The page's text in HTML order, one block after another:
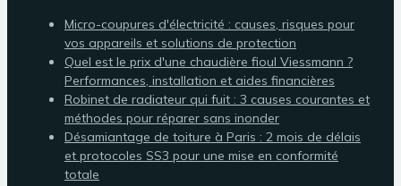
Micro-coupures d'électricité : causes, risques pour
vos appareils et solutions de protection
Quel est le prix d'une chaudière fioul Viessmann ?
Performances, installation et aides financières
Robinet de radiateur qui fuit : 3 causes courantes et
méthodes pour réparer sans inonder
Désamiantage de toiture à Paris : 2 mois de délais
et protocoles SS3 pour une mise en conformité
totale